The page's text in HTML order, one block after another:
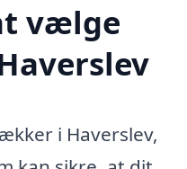
vælge
i Haverslev,